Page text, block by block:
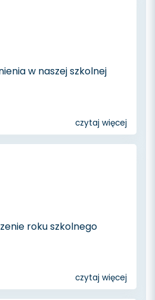
w naszej szkolnej
czytaj więcej
roku szkolnego
czytaj więcej